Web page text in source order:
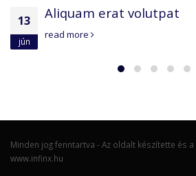
13
jún
Aliquam erat volutpat
read more
Minden jog fenntartva - Az oldalt készítette és
www.infinx.hu